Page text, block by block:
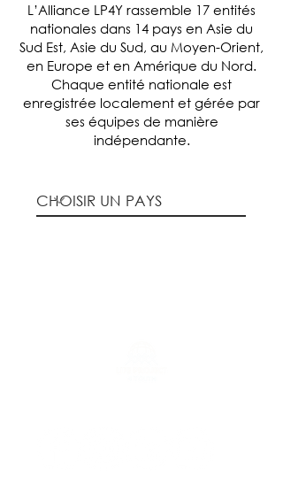
L’Alliance LP4Y rassemble 17 entités
nationales dans 14 pays en Asie du
Sud Est, Asie du Sud, au Moyen-Orient,
en Europe et en Amérique du Nord.
Chaque entité nationale est
enregistrée localement et gérée par
ses équipes de manière
indépendante.